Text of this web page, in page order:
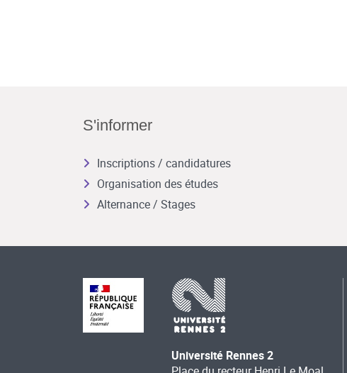
S'informer
Inscriptions / candidatures
Organisation des études
Alternance / Stages
Université Rennes 2